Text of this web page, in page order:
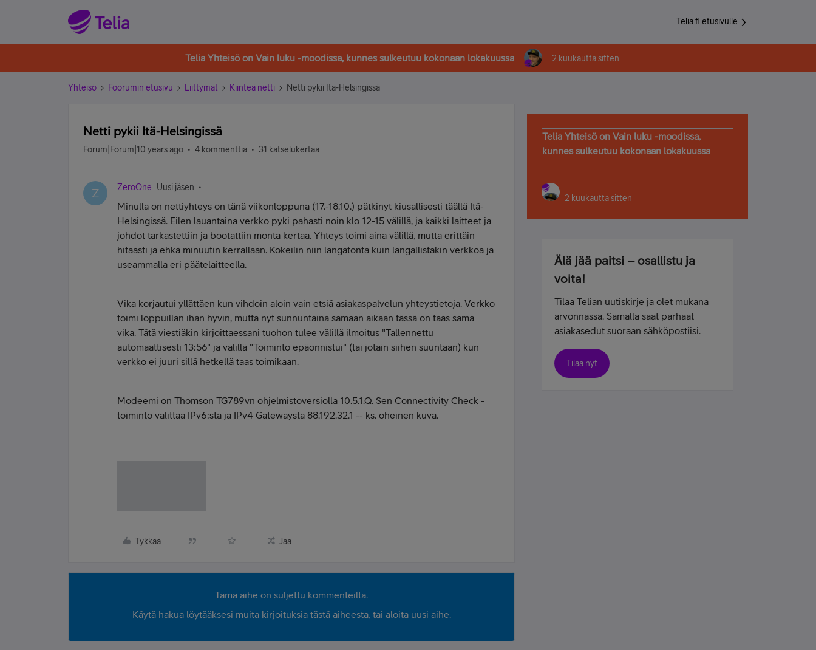
Telia.fi etusivulle
Telia Yhteisö on Vain luku -moodissa, kunnes sulkeutuu kokonaan lokakuussa 2 kuukautta sitten
Yhteisö Foorumin etusivu Liittymät Kiinteä netti Netti pykii Itä-Helsingissä
Netti pykii Itä-Helsingissä
Forum|Forum|10 years ago 4 kommenttia 31 katselukertaa
Z ZeroOne Uusi jäsen
Minulla on nettiyhteys on tänä viikonloppuna (17.-18.10.) pätkinyt kiusallisesti täällä Itä-
Helsingissä. Eilen lauantaina verkko pyki pahasti noin klo 12-15 välillä, ja kaikki laitteet ja
johdot tarkastettiin ja bootattiin monta kertaa. Yhteys toimi aina välillä, mutta erittäin
hitaasti ja ehkä minuutin kerrallaan. Kokeilin niin langatonta kuin langallistakin verkkoa ja
useammalla eri päätelaitteella.
Vika korjautui yllättäen kun vihdoin aloin vain etsiä asiakaspalvelun yhteystietoja. Verkko
toimi loppuillan ihan hyvin, mutta nyt sunnuntaina samaan aikaan tässä on taas sama
vika. Tätä viestiäkin kirjoittaessani tuohon tulee välillä ilmoitus "Tallennettu
automaattisesti 13:56" ja välillä "Toiminto epäonnistui" (tai jotain siihen suuntaan) kun
verkko ei juuri sillä hetkellä taas toimikaan.
Modeemi on Thomson TG789vn ohjelmistoversiolla 10.5.1.Q. Sen Connectivity Check -
toiminto valittaa IPv6:sta ja IPv4 Gatewaysta 88.192.32.1 -- ks. oheinen kuva.
Tykkää Jaa
Tämä aihe on suljettu kommenteilta.
Käytä hakua löytääksesi muita kirjoituksia tästä aiheesta, tai aloita uusi aihe.
Telia Yhteisö on Vain luku -moodissa,
kunnes sulkeutuu kokonaan lokakuussa
2 kuukautta sitten
Älä jää paitsi – osallistu ja
voita!
Tilaa Telian uutiskirje ja olet mukana
arvonnassa. Samalla saat parhaat
asiakasedut suoraan sähköpostiisi.
Tilaa nyt